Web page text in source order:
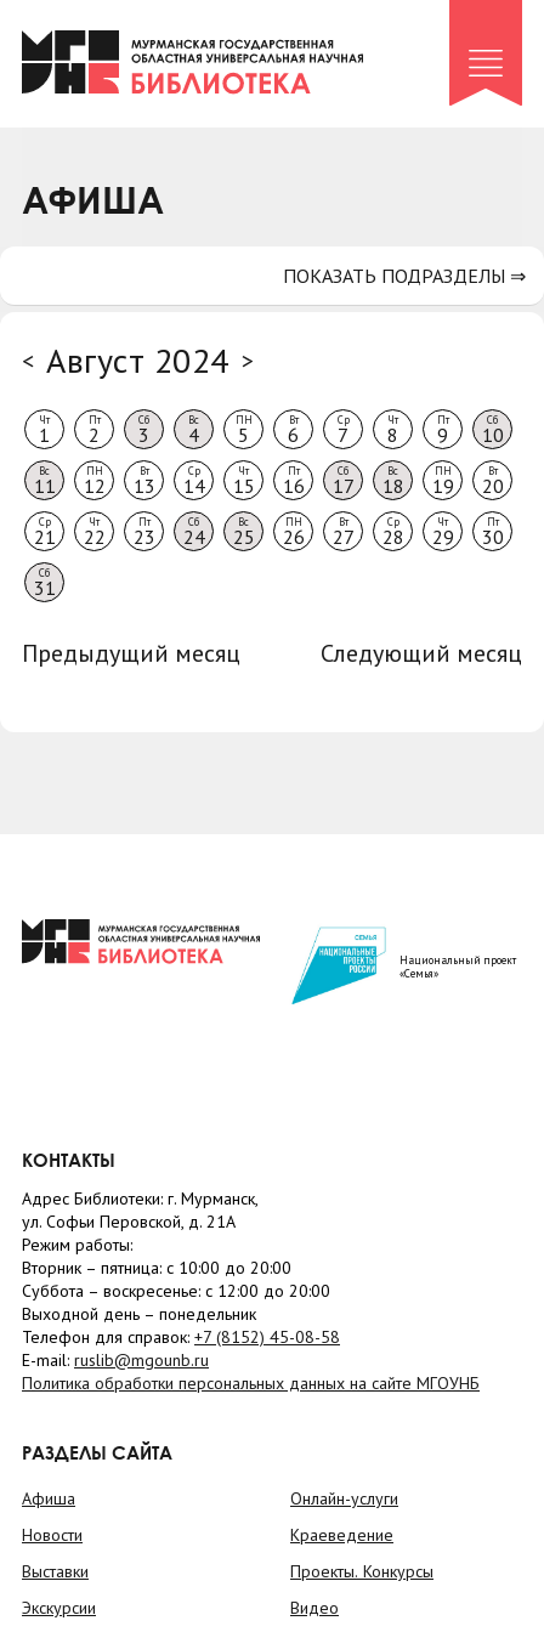
Клуб «Гиря и сельдерей»
Клуб «Семейный архив»
Коллегам
АФИША
< Август 2024 >
Чт
1
Пт
2
Сб
3
Вс
4
ПН
5
Вт
6
Ср
7
Чт
8
Пт
9
Сб
10
Вс
11
ПН
12
Вт
13
Ср
14
Чт
15
Пт
16
Сб
17
Вс
18
ПН
19
Вт
20
Ср
21
Чт
22
Пт
23
Сб
24
Вс
25
ПН
26
Вт
27
Ср
28
Чт
29
Пт
30
Сб
31
Предыдущий месяц Следующий месяц
ПОКАЗАТЬ ПОДРАЗДЕЛЫ ⇒
Национальный проект
«Семья»
КОНТАКТЫ
Адрес Библиотеки: г. Мурманск,
ул. Софьи Перовской, д. 21А
Режим работы:
Вторник – пятница: с 10:00 до 20:00
Суббота – воскресенье: c 12:00 до 20:00
Выходной день – понедельник
Телефон для справок: +7 (8152) 45-08-58
E-mail: ruslib@mgounb.ru
Политика обработки персональных данных на сайте МГОУНБ
РАЗДЕЛЫ САЙТА
Афиша
Новости
Выставки
Экскурсии
Онлайн-услуги
Краеведение
Проекты. Конкурсы
Видео